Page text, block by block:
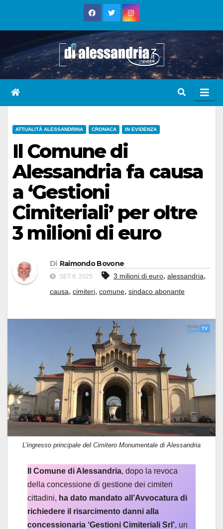
ATTUALITÀ ALESSANDRINA CRONACA IN EVIDENZA
Il Comune di
Alessandria fa causa
a ‘Gestioni
Cimiteriali’ per oltre
3 milioni di euro
Di Raimondo Bovone
SET 9, 2025 3 milioni di euro, alessandria,
causa, cimiteri, comune, sindaco abonante
L'ingresso principale del Cimitero Monumentale di Alessandria
Il Comune di Alessandria, dopo la revoca
della concessione di gestione dei cimiteri
cittadini, ha dato mandato all’Avvocatura di
richiedere il risarcimento danni alla
concessionaria ‘Gestioni Cimiteriali Srl’, un